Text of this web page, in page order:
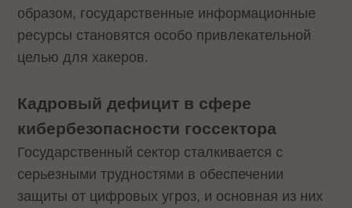
образом, государственные информационные
ресурсы становятся особо привлекательной
целью для хакеров.
Кадровый дефицит в сфере
кибербезопасности госсектора
Государственный сектор сталкивается с
серьезными трудностями в обеспечении
защиты от цифровых угроз, и основная из них